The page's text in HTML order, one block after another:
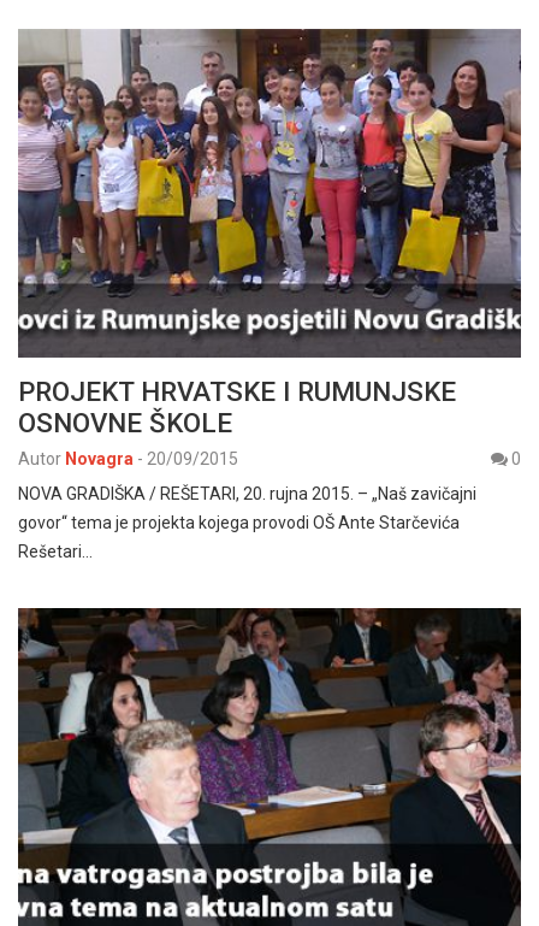
PROJEKT HRVATSKE I RUMUNJSKE
OSNOVNE ŠKOLE
Autor Novagra - 20/09/2015
0
NOVA GRADIŠKA / REŠETARI, 20. rujna 2015. – „Naš zavičajni
govor“ tema je projekta kojega provodi OŠ Ante Starčevića
Rešetari…